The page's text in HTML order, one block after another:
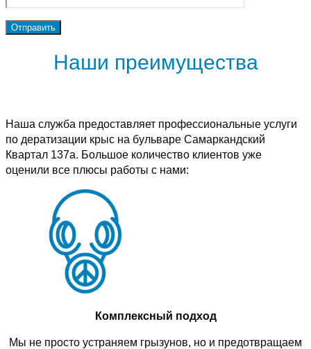
Наши преимущества
Наша служба предоставляет профессиональные услуги
по дератизации крыс на бульваре Самаркандский
Квартал 137а. Большое количество клиентов уже
оценили все плюсы работы с нами:
Комплексный подход
Мы не просто устраняем грызунов, но и предотвращаем